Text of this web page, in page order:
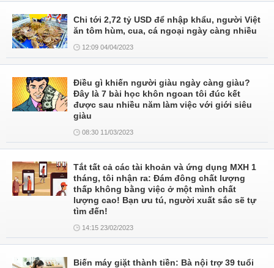
Chi tới 2,72 tỷ USD để nhập khẩu, người Việt
ăn tôm hùm, cua, cá ngoại ngày càng nhiều
12:09 04/04/2023
Điều gì khiến người giàu ngày càng giàu?
Đây là 7 bài học khôn ngoan tôi đúc kết
được sau nhiều năm làm việc với giới siêu
giàu
08:30 11/03/2023
Tắt tất cả các tài khoản và ứng dụng MXH 1
tháng, tôi nhận ra: Đám đông chất lượng
thấp không bằng việc ở một mình chất
lượng cao! Bạn ưu tú, người xuất sắc sẽ tự
tìm đến!
14:15 23/02/2023
Biến máy giặt thành tiền: Bà nội trợ 39 tuổi